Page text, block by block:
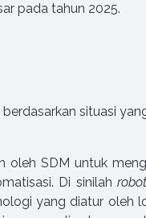
pada tahun 2025.
situasi
oleh SDM untuk
Di sinilah
yang diatur oleh